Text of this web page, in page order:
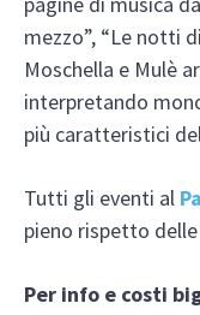
mezzo”, “Le notti
Moschella e Mulè
interpretando
più caratteristici
Tutti gli eventi al
pieno rispetto delle
Per info e costi